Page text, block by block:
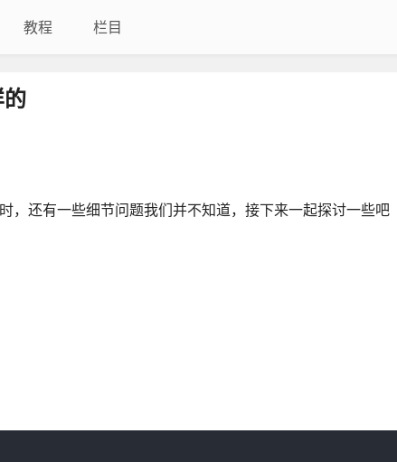
教程 栏目
，还有一些细节问题我们并不知道，接下来一起探讨一些吧